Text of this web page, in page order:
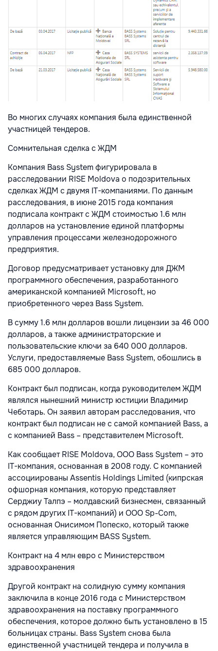
Во многих случаях компания была единственной
участницей тендеров.
Сомнительная сделка с ЖДМ
Компания Bass System фигурировала в
расследовании RISE Moldova о подозрительных
сделках ЖДМ с двумя IT-компаниями. По данным
расследования, в июне 2015 года компания
подписала контракт с ЖДМ стоимостью 1.6 млн
долларов на установление единой платформы
управления процессами железнодорожного
предприятия.
Договор предусматривает установку для ДЖМ
программного обеспечения, разработанного
американской компанией Microsoft, но
приобретенного через Bass System.
В сумму 1.6 млн долларов вошли лицензии за 46 000
долларов, а также администраторские и
пользовательские ключи за 640 000 долларов.
Услуги, предоставляемые Bass System, обошлись в
685 000 долларов.
Контракт был подписан, когда руководителем ЖДМ
являлся нынешний министр юстиции Владимир
Чеботарь. Он заявил авторам расследования, что
контракт был подписан не с самой компанией Bass, а
с компанией Bass – представителем Microsoft.
Как сообщает RISE Moldova, ООО Bass System – это
IT-компания, основанная в 2008 году. С компанией
ассоциированы Assentis Holdings Limited (кипрская
офшорная компания, которую представляет
Серджиу Талпэ – молдавский бизнесмен, связанный
с рядом других IT-компаний) и ООО Sp-Com,
основанная Онисимом Попеско, который также
является управляющим BASS System.
Контракт на 4 млн евро с Министерством
здравоохранения
Другой контракт на солидную сумму компания
заключила в конце 2016 года с Министерством
здравоохранения на поставку программного
обеспечения, которое должно быть установлено в 15
больницах страны. Bass System снова была
единственной участницей тендера и получила в